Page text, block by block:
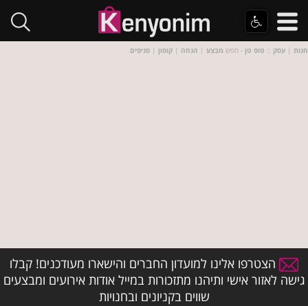
חנות | עסק :: טופ טן - חפש מבצע | הנחה | קופון | סניפים
הצטרפו אלינו למועדון החברים והישארו מעודכנים! קבלו
גישה לאזור אישי ותיהנו מתזכורות במייל אודות אירועים ומבצעים
שווים בקניונים ובחנויות